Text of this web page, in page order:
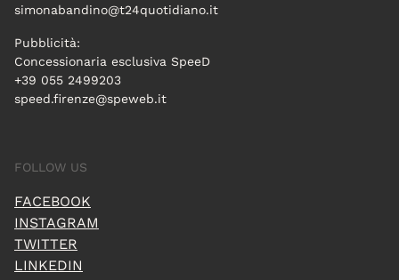
simonabandino@t24quotidiano.it
Pubblicità:
Concessionaria esclusiva SpeeD
+39 055 2499203
speed.firenze@speweb.it
FOLLOW US
FACEBOOK
INSTAGRAM
TWITTER
LINKEDIN